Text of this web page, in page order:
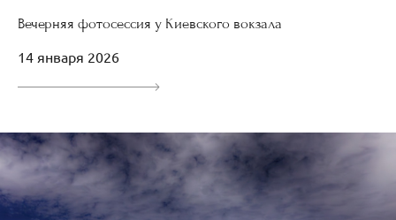
Вечерняя фотосессия у Киевского вокзала
14 января 2026